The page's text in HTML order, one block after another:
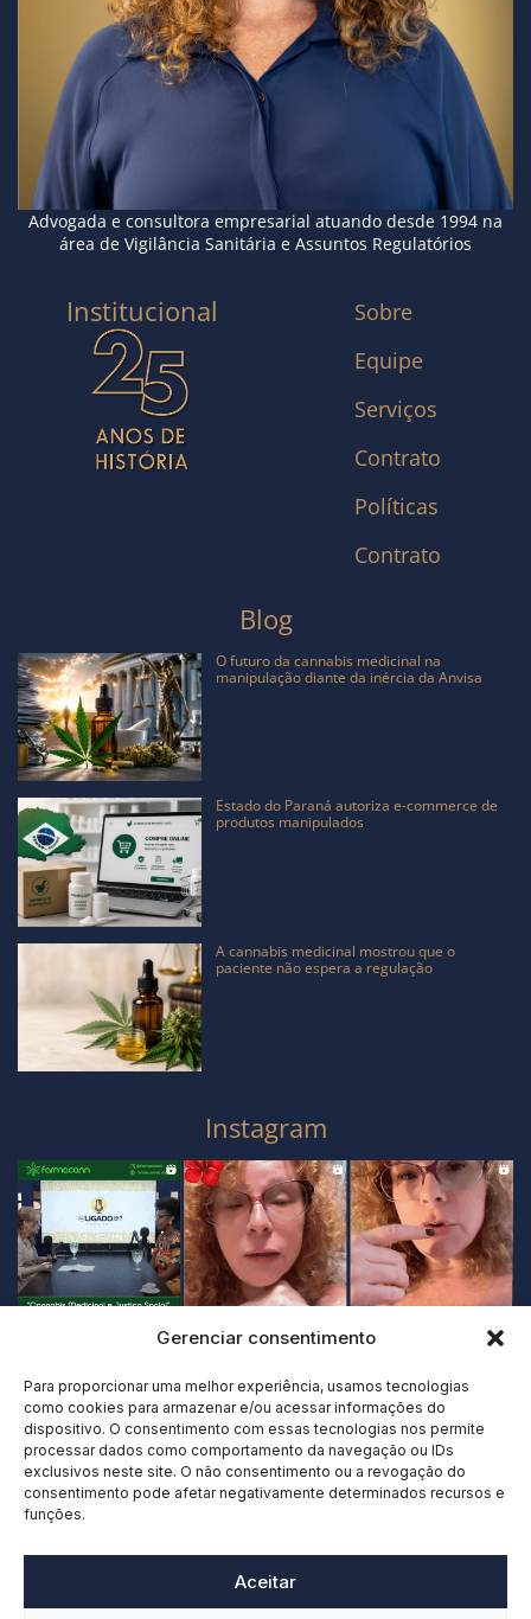
Gerenciar consentimento
Para proporcionar uma melhor experiência, usamos tecnologias
como cookies para armazenar e/ou acessar informações do
dispositivo. O consentimento com essas tecnologias nos permite
processar dados como comportamento da navegação ou IDs
exclusivos neste site. O não consentimento ou a revogação do
consentimento pode afetar negativamente determinados recursos e
funções.
Aceitar
Advogada e consultora empresarial atuando desde 1994 na
área de Vigilância Sanitária e Assuntos Regulatórios
Institucional
Sobre
Equipe
Serviços
Contrato
Políticas
Contrato
Blog
O futuro da cannabis medicinal na
manipulação diante da inércia da Anvisa
Estado do Paraná autoriza e-commerce de
produtos manipulados
A cannabis medicinal mostrou que o
paciente não espera a regulação
Instagram